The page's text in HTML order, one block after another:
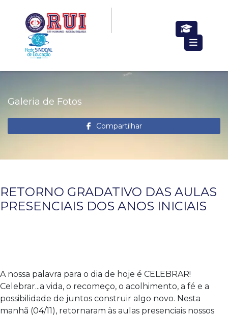
Galeria de Fotos
Compartilhar
RETORNO GRADATIVO DAS AULAS
PRESENCIAIS DOS ANOS INICIAIS
A nossa palavra para o dia de hoje é CELEBRAR!
Celebrar...a vida, o recomeço, o acolhimento, a fé e a
possibilidade de juntos construir algo novo. Nesta
manhã (04/11), retornaram às aulas presenciais nossos